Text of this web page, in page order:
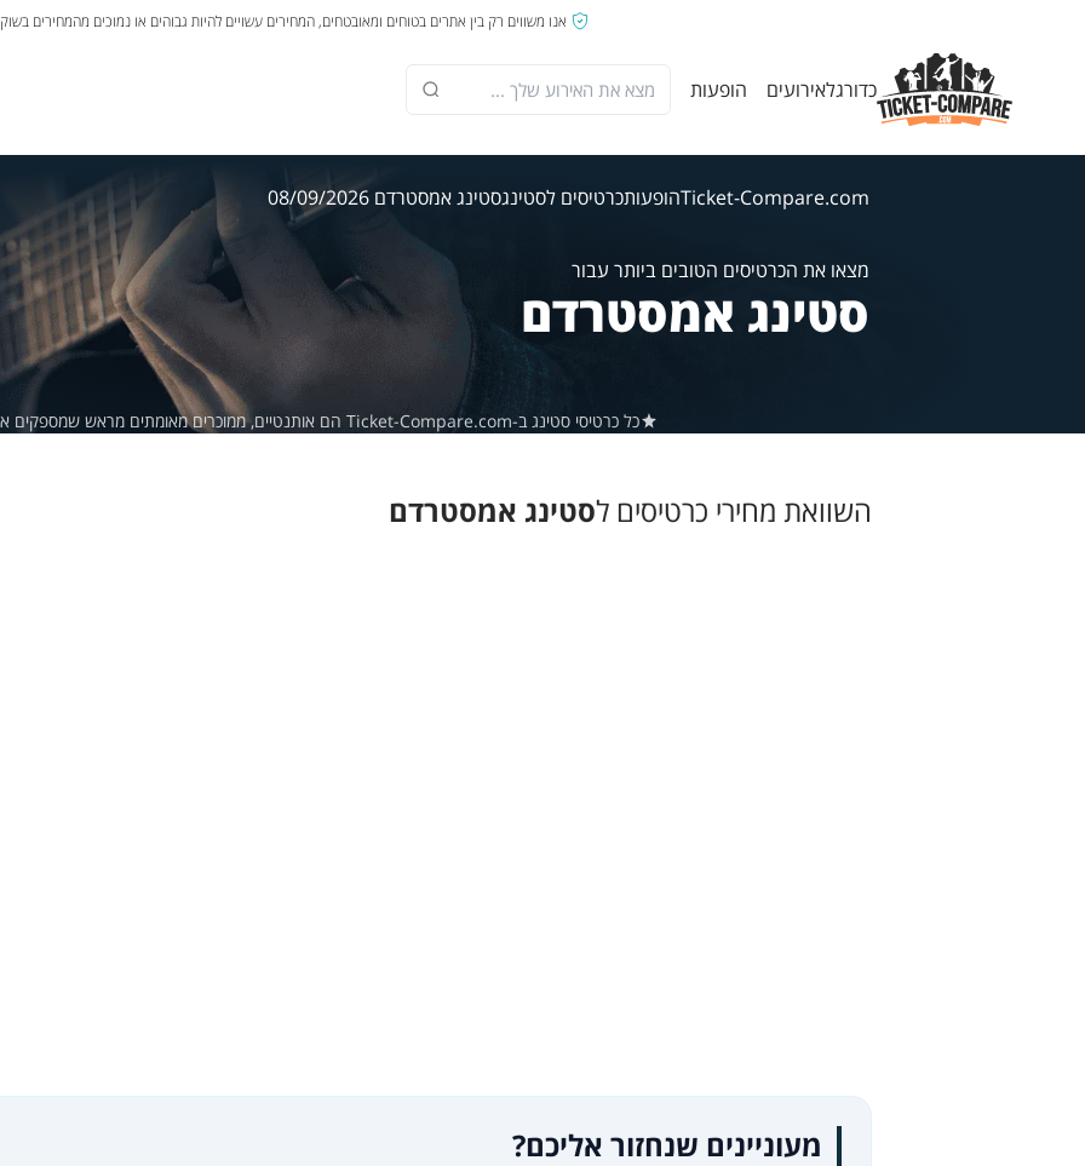
אנו משווים רק בין אתרים בטוחים ומאובטחים, המחירים עשויים להיות גבוהים או נמוכים מהמחירים
כדורגלאירועים הופעות
Ticket-Compare.comהופעותכרטיסים לסטינגסטינג אמסטרדם 08/09/2026
מצאו את הכרטיסים הטובים ביותר עבור
סטינג אמסטרדם
כל כרטיסי סטינג ב-Ticket-Compare.com הם אותנטיים, ממוכרים מאומתים מראש שמספקים אחריות של 100%.
השוואת מחירי כרטיסים לסטינג אמסטרדם
מעוניינים שנחזור אליכם?